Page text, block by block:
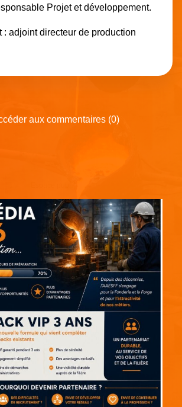
Projet et développement.
: adjoint directeur de production
aux commentaires (0)